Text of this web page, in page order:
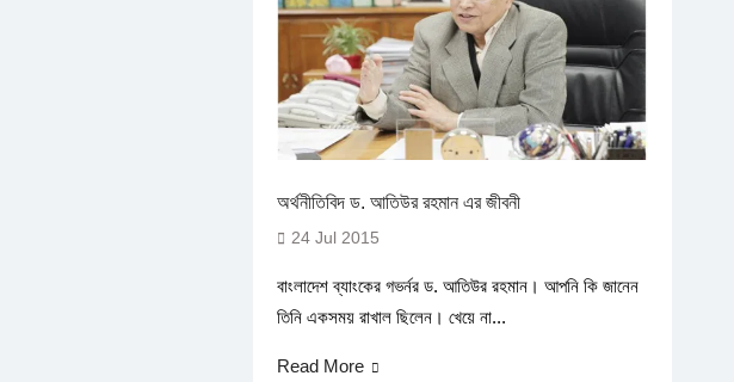
অর্থনীতিবিদ ড. আতিউর রহমান এর জীবনী
24 Jul 2015
বাংলাদেশ ব্যাংকের গভর্নর ড. আতিউর রহমান। আপনি কি জানেন
তিনি একসময় রাখাল ছিলেন। খেয়ে না...
Read More